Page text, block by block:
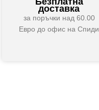
доставка
за поръчки над 60.00
Евро до офис на Спиди